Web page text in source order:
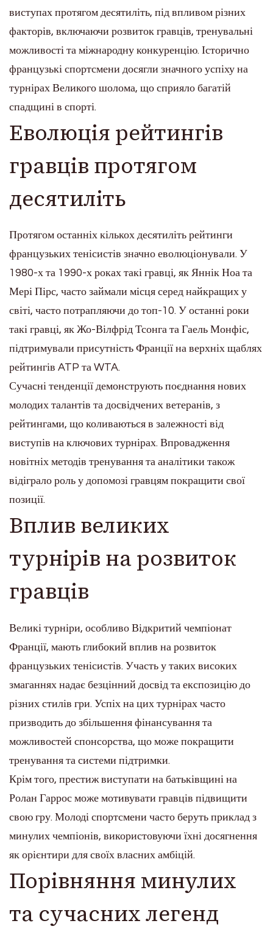
виступах протягом десятиліть, під впливом різних
факторів, включаючи розвиток гравців, тренувальні
можливості та міжнародну конкуренцію. Історично
французькі спортсмени досягли значного успіху на
турнірах Великого шолома, що сприяло багатій
спадщині в спорті.
Еволюція рейтингів
гравців протягом
десятиліть
Протягом останніх кількох десятиліть рейтинги
французьких тенісистів значно еволюціонували. У
1980-х та 1990-х роках такі гравці, як Яннік Ноа та
Мері Пірс, часто займали місця серед найкращих у
світі, часто потрапляючи до топ-10. У останні роки
такі гравці, як Жо-Вілфрід Тсонга та Гаель Монфіс,
підтримували присутність Франції на верхніх щаблях
рейтингів ATP та WTA.
Сучасні тенденції демонструють поєднання нових
молодих талантів та досвідчених ветеранів, з
рейтингами, що коливаються в залежності від
виступів на ключових турнірах. Впровадження
новітніх методів тренування та аналітики також
відіграло роль у допомозі гравцям покращити свої
позиції.
Вплив великих
турнірів на розвиток
гравців
Великі турніри, особливо Відкритий чемпіонат
Франції, мають глибокий вплив на розвиток
французьких тенісистів. Участь у таких високих
змаганнях надає безцінний досвід та експозицію до
різних стилів гри. Успіх на цих турнірах часто
призводить до збільшення фінансування та
можливостей спонсорства, що може покращити
тренування та системи підтримки.
Крім того, престиж виступати на батьківщині на
Ролан Гаррос може мотивувати гравців підвищити
свою гру. Молоді спортсмени часто беруть приклад з
минулих чемпіонів, використовуючи їхні досягнення
як орієнтири для своїх власних амбіцій.
Порівняння минулих
та сучасних легенд